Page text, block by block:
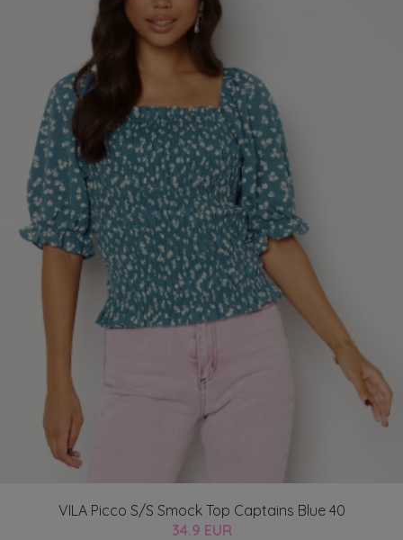
VILA Picco S/S Smock Top Captains Blue 40
34.9 EUR